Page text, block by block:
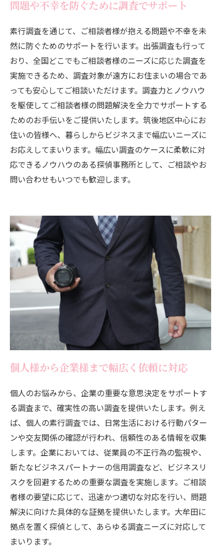
問題や不幸を防ぐために調査でサポート
素行調査を通じて、ご相談者様が抱える問題や不幸を未
然に防ぐためのサポートを行います。出張調査も行って
おり、全国どこでもご相談者様のニーズに応じた調査を
実施できるため、調査対象が遠方にお住まいの場合であ
っても安心してご相談いただけます。調査力とノウハウ
を駆使してご相談者様の問題解決を全力でサポートする
ためのお手伝いをご提供いたします。筑後地区中心にお
住いの皆様へ、暮らしからビジネスまで幅広いニーズに
お応えしてまいります。幅広い調査のケースに柔軟に対
応できるノウハウのある探偵事務所として、ご相談やお
問い合わせもいつでも歓迎します。
個人様から企業様まで幅広く依頼に対応
個人のお悩みから、企業の重要な意思決定をサポートす
る調査まで、確実性の高い調査を提供いたします。例え
ば、個人の素行調査では、日常生活における行動パター
ンや交友関係の確認が行われ、信頼性のある情報を収集
します。企業においては、従業員の不正行為の監視や、
新たなビジネスパートナーの信用調査など、ビジネスリ
スクを回避するための重要な調査を実施します。ご相談
者様の要望に応じて、迅速かつ適切な対応を行い、問題
解決に向けた具体的な証拠を提供いたします。大牟田に
拠点を置く探偵として、あらゆる調査ニーズに対応して
まいります。